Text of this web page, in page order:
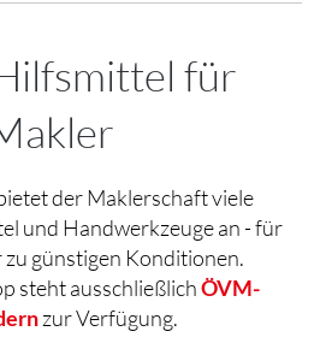
für
der Maklerschaft viele
und Handwerkzeuge an - für
günstigen Konditionen.
steht ausschließlichÖVM-
zur Verfügung.